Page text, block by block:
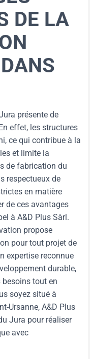
DE LA
présente de
effet, les structures
ce qui contribue à la
et limite la
de fabrication du
respectueux de
en matière
de ces avantages
à A&D Plus Sàrl.
propose
pour tout projet de
expertise reconnue
durable,
besoins tout en
soyez situé à
Ursanne, A&D Plus
Jura pour réaliser
avec